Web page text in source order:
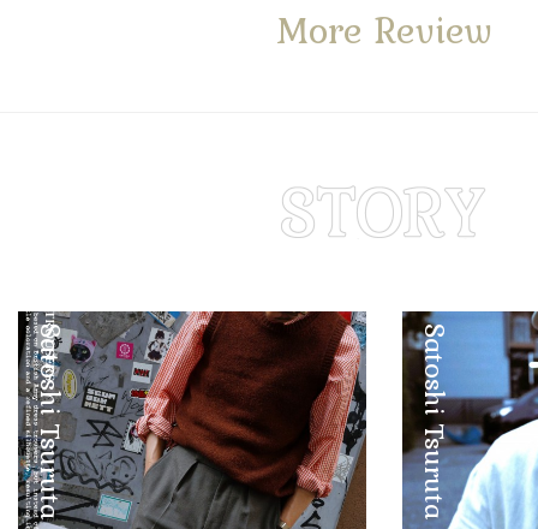
More Review
Satoshi Tsuruta Satoshi Tsuruta